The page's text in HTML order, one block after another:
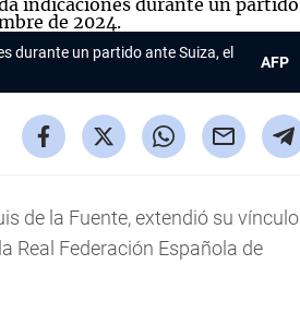
durante un partido ante Suiza, el
AFP
de la Fuente, extendió su vínculo
Real Federación Española de